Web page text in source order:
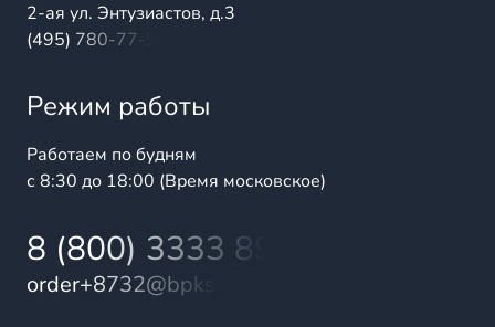
2-ая ул. Энтузиастов, д.3
(495) 780-77-98
Режим работы
Работаем по будням
с 8:30 до 18:00 (Время московское)
8 (800) 3333 899
order+8732@bpks.ru